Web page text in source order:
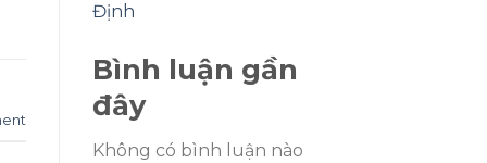
Định
Bình luận gần
đây
Không có bình luận nào